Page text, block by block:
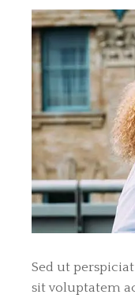
Sed ut
sit voluptatem